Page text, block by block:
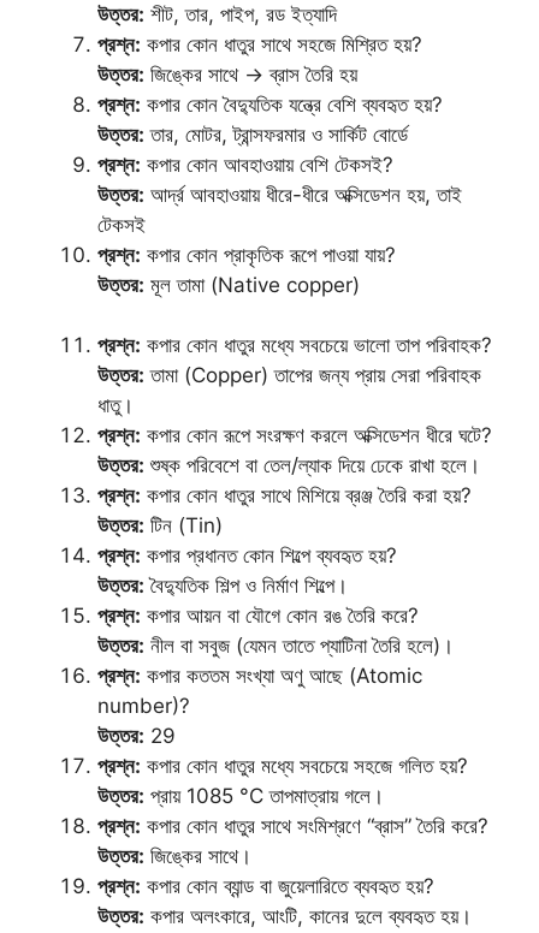
উত্তর: শীট, তার, পাইপ, রড ইত্যাদি
প্রশ্ন: কপার কোন ধাতুর সাথে সহজে মিশ্রিত হয়?
উত্তর: জিঙ্কের সাথে → ব্রাস তৈরি হয়
প্রশ্ন: কপার কোন বৈদ্যুতিক যন্ত্রে বেশি ব্যবহৃত হয়?
উত্তর: তার, মোটর, ট্রান্সফরমার ও সার্কিট বোর্ডে
প্রশ্ন: কপার কোন আবহাওয়ায় বেশি টেকসই?
উত্তর: আর্দ্র আবহাওয়ায় ধীরে-ধীরে অক্সিডেশন হয়, তাই
টেকসই
প্রশ্ন: কপার কোন প্রাকৃতিক রূপে পাওয়া যায়?
উত্তর: মূল তামা (Native copper)
প্রশ্ন: কপার কোন ধাতুর মধ্যে সবচেয়ে ভালো তাপ পরিবাহক?
উত্তর: তামা (Copper) তাপের জন্য প্রায় সেরা পরিবাহক
ধাতু।
প্রশ্ন: কপার কোন রূপে সংরক্ষণ করলে অক্সিডেশন ধীরে ঘটে?
উত্তর: শুষ্ক পরিবেশে বা তেল/ল্যাক দিয়ে ঢেকে রাখা হলে।
প্রশ্ন: কপার কোন ধাতুর সাথে মিশিয়ে ব্রঞ্জ তৈরি করা হয়?
উত্তর: টিন (Tin)
প্রশ্ন: কপার প্রধানত কোন শিল্পে ব্যবহৃত হয়?
উত্তর: বৈদ্যুতিক শিল্প ও নির্মাণ শিল্পে।
প্রশ্ন: কপার আয়ন বা যৌগে কোন রঙ তৈরি করে?
উত্তর: নীল বা সবুজ (যেমন তাতে প্যাটিনা তৈরি হলে)।
প্রশ্ন: কপার কততম সংখ্যা অণু আছে (Atomic
number)?
উত্তর: 29
প্রশ্ন: কপার কোন ধাতুর মধ্যে সবচেয়ে সহজে গলিত হয়?
উত্তর: প্রায় 1085 °C তাপমাত্রায় গলে।
প্রশ্ন: কপার কোন ধাতুর সাথে সংমিশ্রণে “ব্রাস” তৈরি করে?
উত্তর: জিঙ্কের সাথে।
প্রশ্ন: কপার কোন ব্যান্ড বা জুয়েলারিতে ব্যবহৃত হয়?
উত্তর: কপার অলংকারে, আংটি, কানের দুলে ব্যবহৃত হয়।